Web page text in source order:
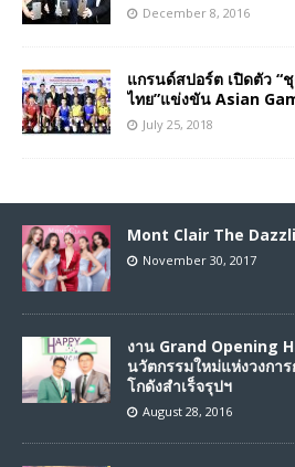
December 8, 2016
แกรนด์สปอร์ต เปิดตัว “
ไทย”แข่งขัน Asian
July 25, 2018
Mont Clair The
November 30, 2017
งาน Grand Opening
นวัตกรรมใหม่แห่งวงกา
โกดังสำเร็จรุปฯ
August 28, 2016